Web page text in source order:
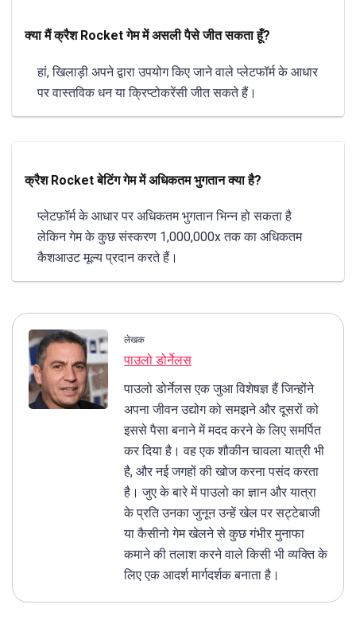
क्या मैं क्रैश Rocket गेम में असली पैसे जीत सकता हूँ?
हां, खिलाड़ी अपने द्वारा उपयोग किए जाने वाले प्लेटफॉर्म के आधार
पर वास्तविक धन या क्रिप्टोकरेंसी जीत सकते हैं।
क्रैश Rocket बेटिंग गेम में अधिकतम भुगतान क्या है?
प्लेटफ़ॉर्म के आधार पर अधिकतम भुगतान भिन्न हो सकता है
लेकिन गेम के कुछ संस्करण 1,000,000x तक का अधिकतम
कैशआउट मूल्य प्रदान करते हैं।
लेखक
पाउलो डोर्नेलस
पाउलो डोर्नेलस एक जुआ विशेषज्ञ हैं जिन्होंने
अपना जीवन उद्योग को समझने और दूसरों को
इससे पैसा बनाने में मदद करने के लिए समर्पित
कर दिया है। वह एक शौकीन चावला यात्री भी
है, और नई जगहों की खोज करना पसंद करता
है। जुए के बारे में पाउलो का ज्ञान और यात्रा
के प्रति उनका जुनून उन्हें खेल पर सट्टेबाजी
या कैसीनो गेम खेलने से कुछ गंभीर मुनाफा
कमाने की तलाश करने वाले किसी भी व्यक्ति के
लिए एक आदर्श मार्गदर्शक बनाता है।